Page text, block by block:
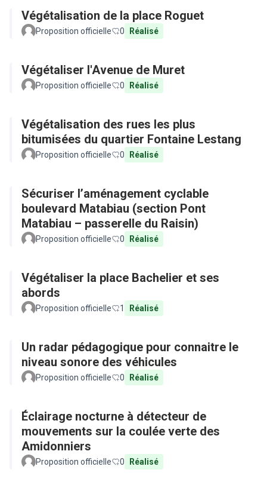
Végétalisation de la place Roguet
Proposition officielle 0 Réalisé
Végétaliser l'Avenue de Muret
Proposition officielle 0 Réalisé
Végétalisation des rues les plus
bitumisées du quartier Fontaine Lestang
Proposition officielle 0 Réalisé
Sécuriser l’aménagement cyclable
boulevard Matabiau (section Pont
Matabiau – passerelle du Raisin)
Proposition officielle 0 Réalisé
Végétaliser la place Bachelier et ses
abords
Proposition officielle 1 Réalisé
Un radar pédagogique pour connaitre le
niveau sonore des véhicules
Proposition officielle 0 Réalisé
Éclairage nocturne à détecteur de
mouvements sur la coulée verte des
Amidonniers
Proposition officielle 0 Réalisé